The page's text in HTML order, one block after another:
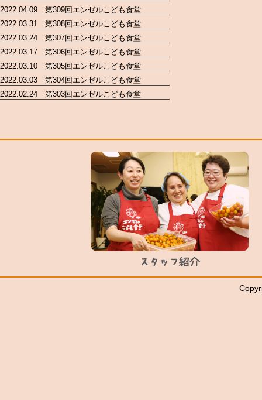
2022.04.09 第309回エンゼルこども食堂
2022.03.31 第308回エンゼルこども食堂
2022.03.24 第307回エンゼルこども食堂
2022.03.17 第306回エンゼルこども食堂
2022.03.10 第305回エンゼルこども食堂
2022.03.03 第304回エンゼルこども食堂
2022.02.24 第303回エンゼルこども食堂